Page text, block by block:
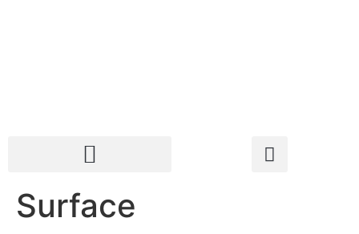
Surface